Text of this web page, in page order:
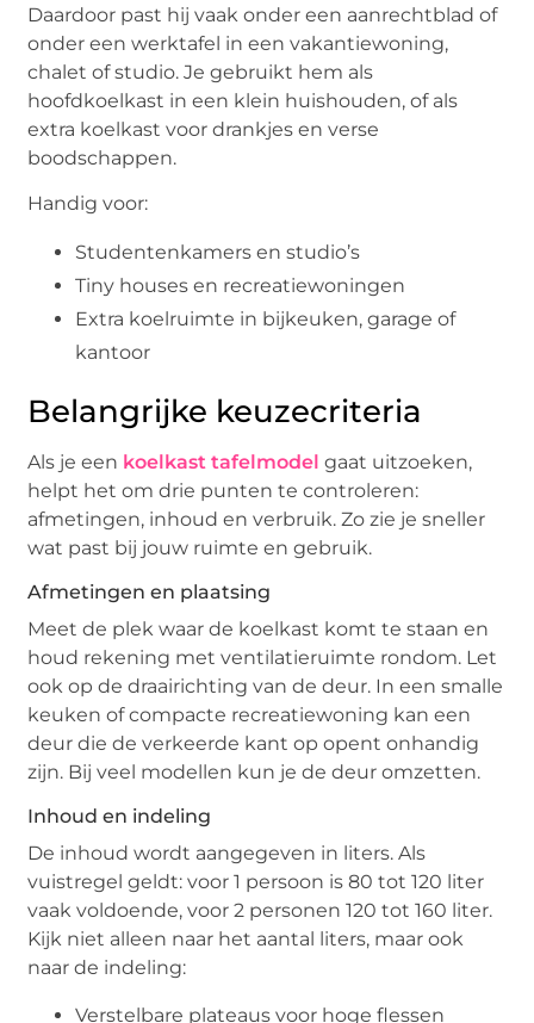
Daardoor past hij vaak onder een aanrechtblad of
onder een werktafel in een vakantiewoning,
chalet of studio. Je gebruikt hem als
hoofdkoelkast in een klein huishouden, of als
extra koelkast voor drankjes en verse
boodschappen.
Handig voor:
Studentenkamers en studio’s
Tiny houses en recreatiewoningen
Extra koelruimte in bijkeuken, garage of
kantoor
Belangrijke keuzecriteria
Als je een koelkast tafelmodel gaat uitzoeken,
helpt het om drie punten te controleren:
afmetingen, inhoud en verbruik. Zo zie je sneller
wat past bij jouw ruimte en gebruik.
Afmetingen en plaatsing
Meet de plek waar de koelkast komt te staan en
houd rekening met ventilatieruimte rondom. Let
ook op de draairichting van de deur. In een smalle
keuken of compacte recreatiewoning kan een
deur die de verkeerde kant op opent onhandig
zijn. Bij veel modellen kun je de deur omzetten.
Inhoud en indeling
De inhoud wordt aangegeven in liters. Als
vuistregel geldt: voor 1 persoon is 80 tot 120 liter
vaak voldoende, voor 2 personen 120 tot 160 liter.
Kijk niet alleen naar het aantal liters, maar ook
naar de indeling:
Verstelbare plateaus voor hoge flessen